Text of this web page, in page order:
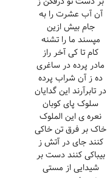
آن آب عشرت را به
جام بیش ازین
مپسند ما را تشنه
کام تا کی آخر راز
مادر پرده در ساغری
ده ز آن شراب پرده
در تابرآرند این گدایان
سلوک پای کوبان
نعره ی این الملوک
خاک بر فرق تن خاکی
کنند جای در آتش ز
بیباکی کنند دست بر
شیدایی از مستی